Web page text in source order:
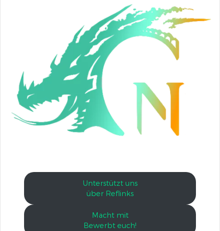
Unterstützt uns
über Reflinks
Macht mit
Bewerbt euch!